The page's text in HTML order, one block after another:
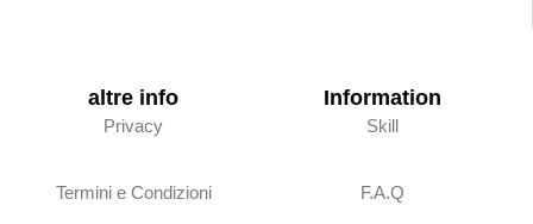
altre info
Privacy
Termini e Condizioni
Information
Skill
F.A.Q